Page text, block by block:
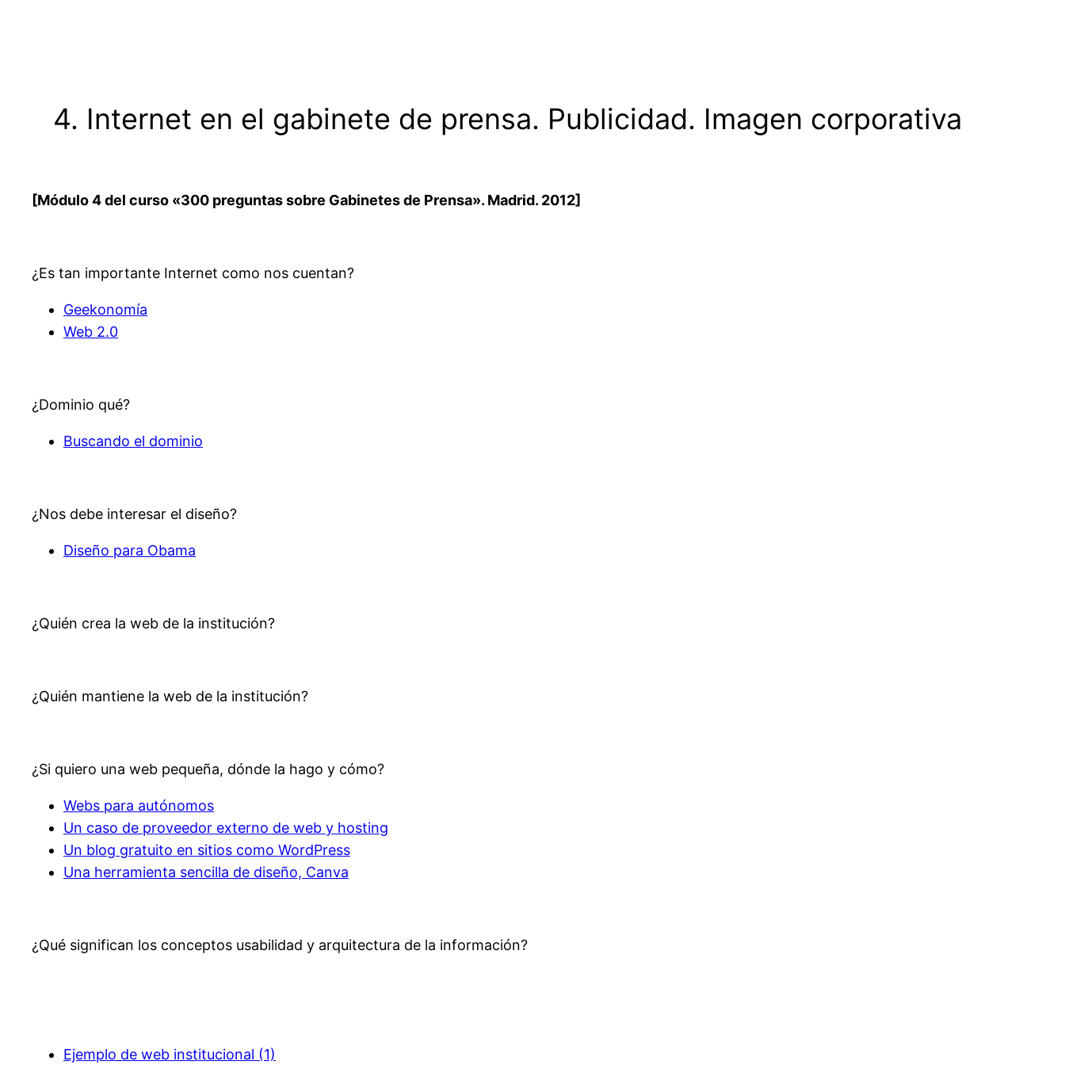
4. Internet en el gabinete de prensa. Publicidad. Imagen corporativa
[Módulo 4 del curso «300 preguntas sobre Gabinetes de Prensa». Madrid. 2012]
¿Es tan importante Internet como nos cuentan?
Geekonomía
Web 2.0
¿Dominio qué?
Buscando el dominio
¿Nos debe interesar el diseño?
Diseño para Obama
¿Quién crea la web de la institución?
¿Quién mantiene la web de la institución?
¿Si quiero una web pequeña, dónde la hago y cómo?
Webs para autónomos
Un caso de proveedor externo de web y hosting
Un blog gratuito en sitios como WordPress
Una herramienta sencilla de diseño, Canva
¿Qué significan los conceptos usabilidad y arquitectura de la información?
Ejemplo de web institucional (1)